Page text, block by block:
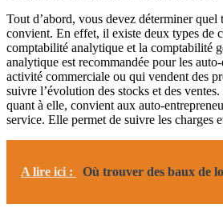
Tout d’abord, vous devez déterminer
convient. En effet, il existe deux types de
comptabilité analytique et la comptabilité
analytique est recommandée pour les
activité commerciale ou qui vendent des
suivre l’évolution des stocks et des
quant à elle, convient aux auto-
service. Elle permet de suivre les charges
A lire ici : Où trouver des baux de